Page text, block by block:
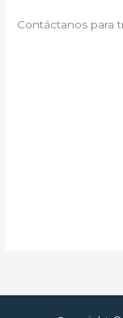
Contáctanos para